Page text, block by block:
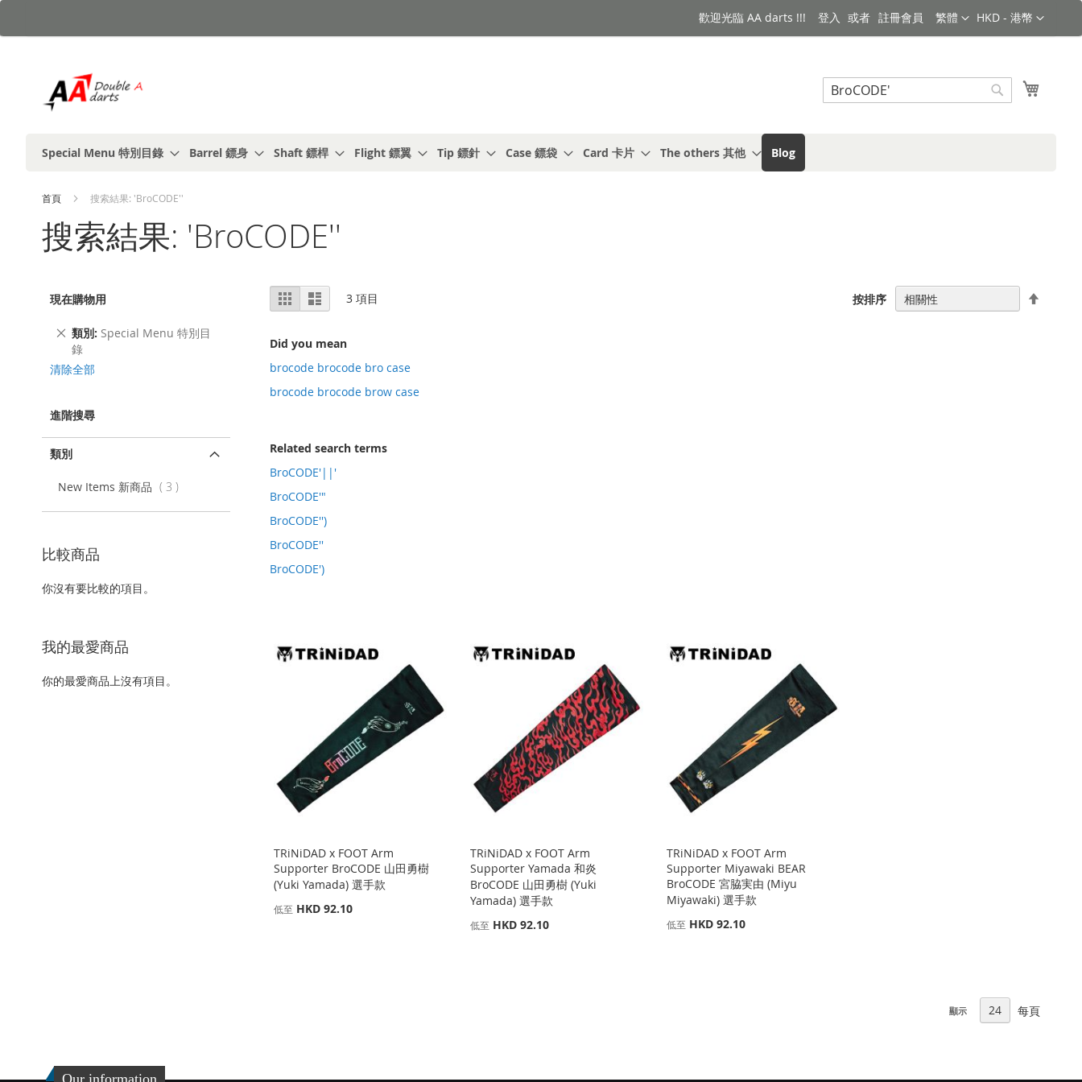
到
金額
HKD - 港幣
語言
繁體
歡迎光臨 AA darts !!! 登入 註冊會員
搜索
Special Menu 特別目錄
Barrel 鏢身 Shaft 鏢桿 Flight 鏢翼 Tip 鏢針 Case 鏢袋 Card 卡片 The others 其他 Blog
首頁 搜索結果: 'BroCODE''
搜索結果: 'BroCODE''
視
圖
%1
及
列
表
3 項目 按排序
Did you mean
brocode brocode bro case
brocode brocode brow case
Related search terms
BroCODE'||'
BroCODE'"
BroCODE'')
BroCODE''
BroCODE')
TRiNiDAD x FOOT Arm
Supporter BroCODE 山田勇樹
(Yuki Yamada) 選手款
低至 HKD 92.10
TRiNiDAD x FOOT Arm
Supporter Yamada 和炎
BroCODE 山田勇樹 (Yuki
Yamada) 選手款
低至 HKD 92.10
收
並
TRiNiDAD x FOOT Arm
Supporter Miyawaki BEAR
BroCODE 宮脇実由 (Miyu
Miyawaki) 選手款
低至 HKD 92.10
收
並
顯示 每頁
現在購物用
類別 Special Menu 特別目
錄
刪
除
該
項
清除全部
進階搜尋
類別
New Items 新商品 3 項
比較商品
你沒有要比較的項目。
我的最愛商品
你的最愛商品上沒有項目。
Our information